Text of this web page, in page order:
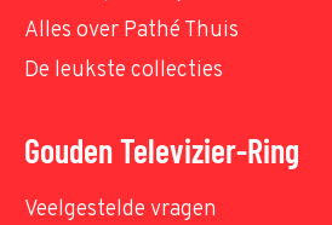
Alles over Pathé Thuis
De leukste collecties
Gouden Televizier-Ring
Veelgestelde vragen